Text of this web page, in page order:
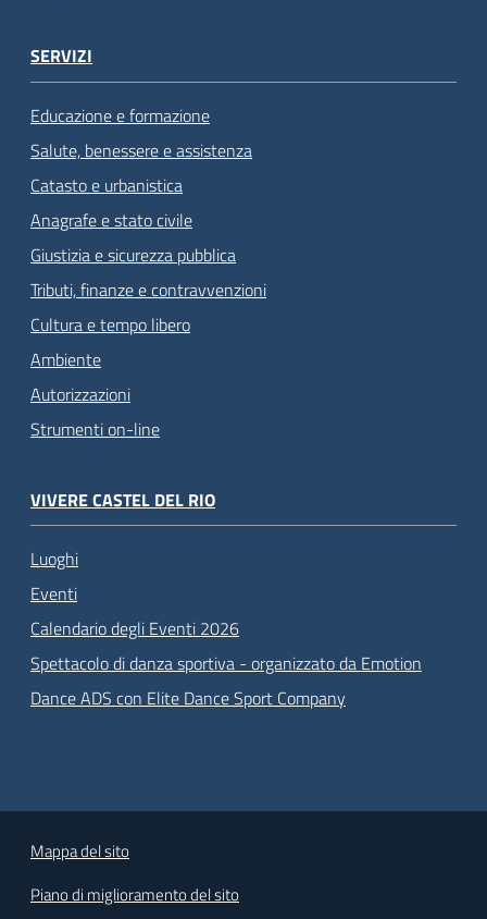
SERVIZI
Educazione e formazione
Salute, benessere e assistenza
Catasto e urbanistica
Anagrafe e stato civile
Giustizia e sicurezza pubblica
Tributi, finanze e contravvenzioni
Cultura e tempo libero
Ambiente
Autorizzazioni
Strumenti on-line
VIVERE CASTEL DEL RIO
Luoghi
Eventi
Calendario degli Eventi 2026
Spettacolo di danza sportiva - organizzato da Emotion
Dance ADS con Elite Dance Sport Company
Mappa del sito
Piano di miglioramento del sito